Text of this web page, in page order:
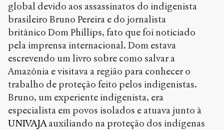
global devido aos assassinatos do indigenista
brasileiro Bruno Pereira e do jornalista
britânico Dom Phillips, fato que foi noticiado
pela imprensa internacional. Dom estava
escrevendo um livro sobre como salvar a
Amazônia e visitava a região para conhecer o
trabalho de proteção feito pelos indigenistas.
Bruno, um experiente indigenista, era
especialista em povos isolados e atuava junto à
UNIVAJAauxiliando na proteção dos indígenas